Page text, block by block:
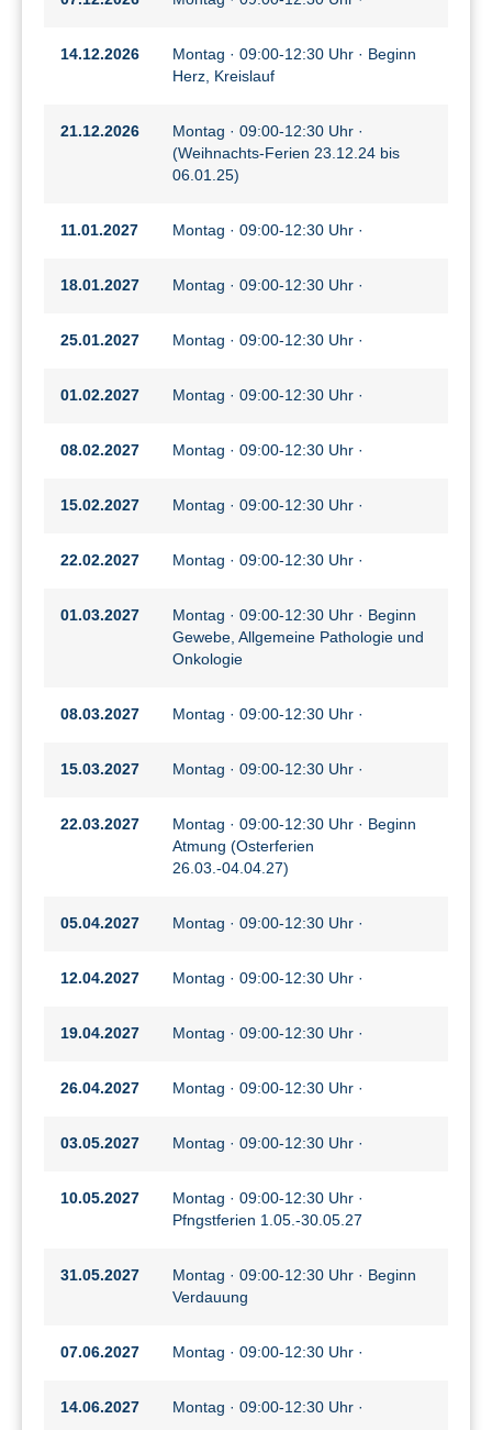
14.12.2026
Montag · 09:00-12:30 Uhr · Beginn
Herz, Kreislauf
21.12.2026
Montag · 09:00-12:30 Uhr ·
(Weihnachts-Ferien 23.12.24 bis
06.01.25)
11.01.2027 Montag · 09:00-12:30 Uhr ·
18.01.2027 Montag · 09:00-12:30 Uhr ·
25.01.2027 Montag · 09:00-12:30 Uhr ·
01.02.2027 Montag · 09:00-12:30 Uhr ·
08.02.2027 Montag · 09:00-12:30 Uhr ·
15.02.2027 Montag · 09:00-12:30 Uhr ·
22.02.2027 Montag · 09:00-12:30 Uhr ·
01.03.2027
Montag · 09:00-12:30 Uhr · Beginn
Gewebe, Allgemeine Pathologie und
Onkologie
08.03.2027 Montag · 09:00-12:30 Uhr ·
15.03.2027 Montag · 09:00-12:30 Uhr ·
22.03.2027
Montag · 09:00-12:30 Uhr · Beginn
Atmung (Osterferien
26.03.-04.04.27)
05.04.2027 Montag · 09:00-12:30 Uhr ·
12.04.2027 Montag · 09:00-12:30 Uhr ·
19.04.2027 Montag · 09:00-12:30 Uhr ·
26.04.2027 Montag · 09:00-12:30 Uhr ·
03.05.2027 Montag · 09:00-12:30 Uhr ·
10.05.2027
Montag · 09:00-12:30 Uhr ·
Pfngstferien 1.05.-30.05.27
31.05.2027
Montag · 09:00-12:30 Uhr · Beginn
Verdauung
07.06.2027 Montag · 09:00-12:30 Uhr ·
14.06.2027 Montag · 09:00-12:30 Uhr ·